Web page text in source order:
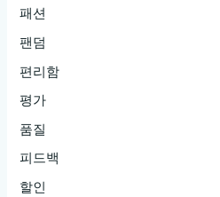
패션
팬덤
편리함
평가
품질
피드백
할인